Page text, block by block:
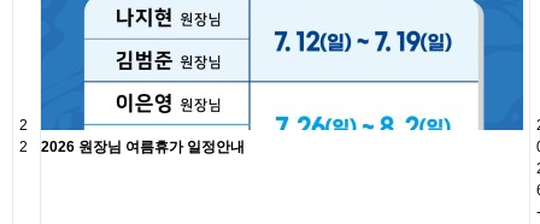
2
2
2026 원장님 여름휴가 일정안내
-